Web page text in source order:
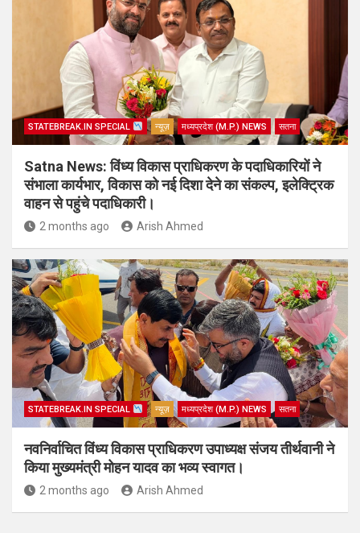
STATEBREAK.IN SPECIAL न्यूज़ मध्यप्रदेश (M.P.) NEWS सतना
Satna News: विंध्य विकास प्राधिकरण के पदाधिकारियों ने
संभाला कार्यभार, विकास को नई दिशा देने का संकल्प, इलेक्ट्रिक
वाहन से पहुंचे पदाधिकारी।
2 months ago Arish Ahmed
STATEBREAK.IN SPECIAL न्यूज़ मध्यप्रदेश (M.P.) NEWS सतना
नवनिर्वाचित विंध्य विकास प्राधिकरण उपाध्यक्ष संजय तीर्थवानी ने
किया मुख्यमंत्री मोहन यादव का भव्य स्वागत।
2 months ago Arish Ahmed